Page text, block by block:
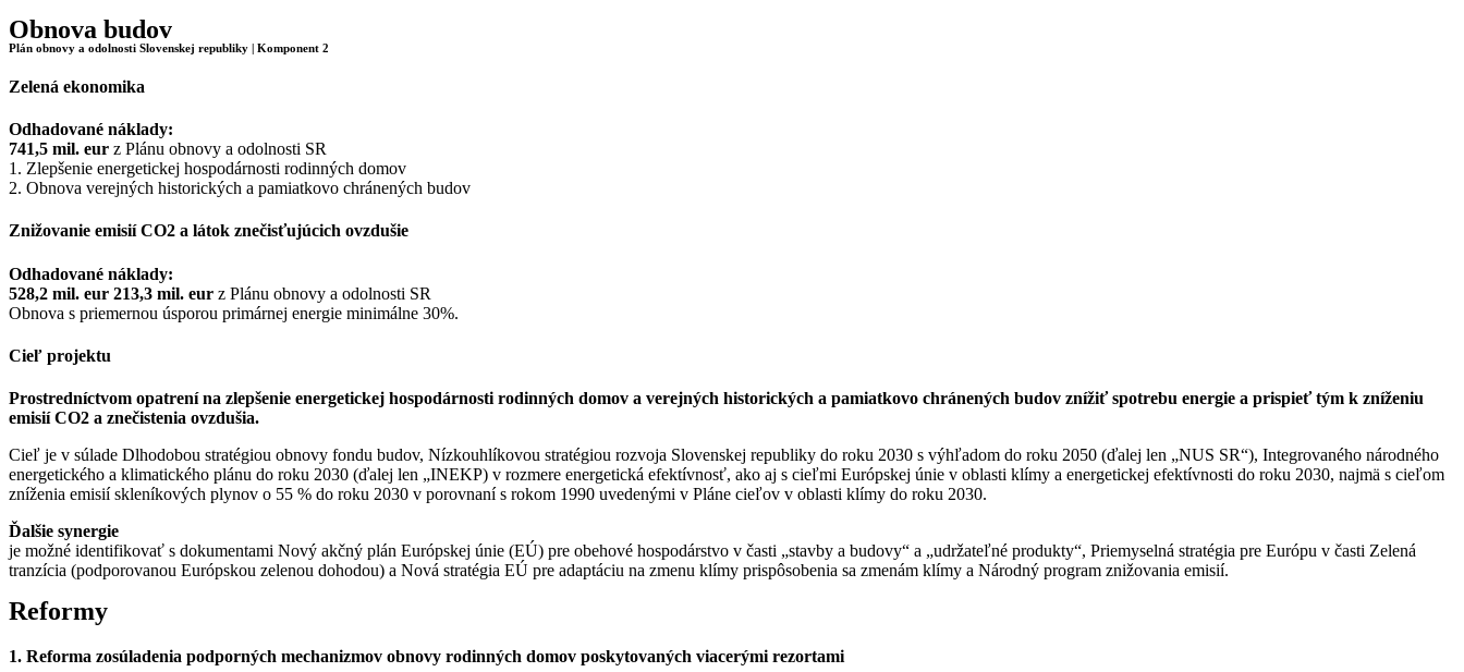
Obnova budov
Plán obnovy a odolnosti Slovenskej republiky | Komponent 2
Zelená ekonomika
Odhadované náklady:
741,5 mil. eur z Plánu obnovy a odolnosti SR
1. Zlepšenie energetickej hospodárnosti rodinných domov
2. Obnova verejných historických a pamiatkovo chránených budov
Znižovanie emisií CO2 a látok znečisťujúcich ovzdušie
Odhadované náklady:
528,2 mil. eur 213,3 mil. eur z Plánu obnovy a odolnosti SR
Obnova s priemernou úsporou primárnej energie minimálne 30%.
Cieľ projektu
Prostredníctvom opatrení na zlepšenie energetickej hospodárnosti rodinných domov a verejných historických a pamiatkovo chránených budov znížiť spotrebu energie a prispieť tým k zníženiu
emisií CO2 a znečistenia ovzdušia.
Cieľ je v súlade Dlhodobou stratégiou obnovy fondu budov, Nízkouhlíkovou stratégiou rozvoja Slovenskej republiky do roku 2030 s výhľadom do roku 2050 (ďalej len „NUS SR“), Integrovaného národného
energetického a klimatického plánu do roku 2030 (ďalej len „INEKP) v rozmere energetická efektívnosť, ako aj s cieľmi Európskej únie v oblasti klímy a energetickej efektívnosti do roku 2030, najmä s cieľom
zníženia emisií skleníkových plynov o 55 % do roku 2030 v porovnaní s rokom 1990 uvedenými v Pláne cieľov v oblasti klímy do roku 2030.
Ďalšie synergie
je možné identifikovať s dokumentami Nový akčný plán Európskej únie (EÚ) pre obehové hospodárstvo v časti „stavby a budovy“ a „udržateľné produkty“, Priemyselná stratégia pre Európu v časti Zelená
tranzícia (podporovanou Európskou zelenou dohodou) a Nová stratégia EÚ pre adaptáciu na zmenu klímy prispôsobenia sa zmenám klímy a Národný program znižovania emisií.
Reformy
1. Reforma zosúladenia podporných mechanizmov obnovy rodinných domov poskytovaných viacerými rezortami